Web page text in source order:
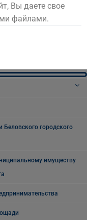
6
городского
имуществу
Вы даете свое
файлами.